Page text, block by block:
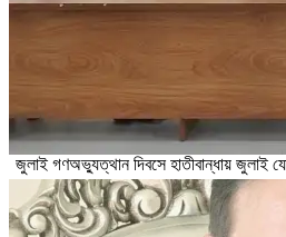
জুলাই গণঅভ্যুত্থান দিবসে হাতীবান্ধায় জুলাই